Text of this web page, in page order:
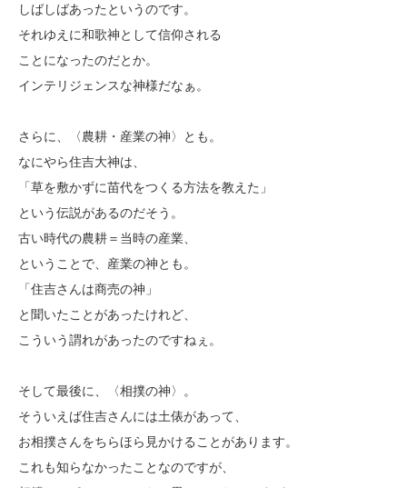
しばしばあったというのです。
それゆえに和歌神として信仰される
ことになったのだとか。
インテリジェンスな神様だなぁ。
さらに、〈農耕・産業の神〉とも。
なにやら住吉大神は、
「草を敷かずに苗代をつくる方法を教えた」
という伝説があるのだそう。
古い時代の農耕＝当時の産業、
ということで、産業の神とも。
「住吉さんは商売の神」
と聞いたことがあったけれど、
こういう謂れがあったのですねぇ。
そして最後に、〈相撲の神〉。
そういえば住吉さんには土俵があって、
お相撲さんをちらほら見かけることがあります。
これも知らなかったことなのですが、